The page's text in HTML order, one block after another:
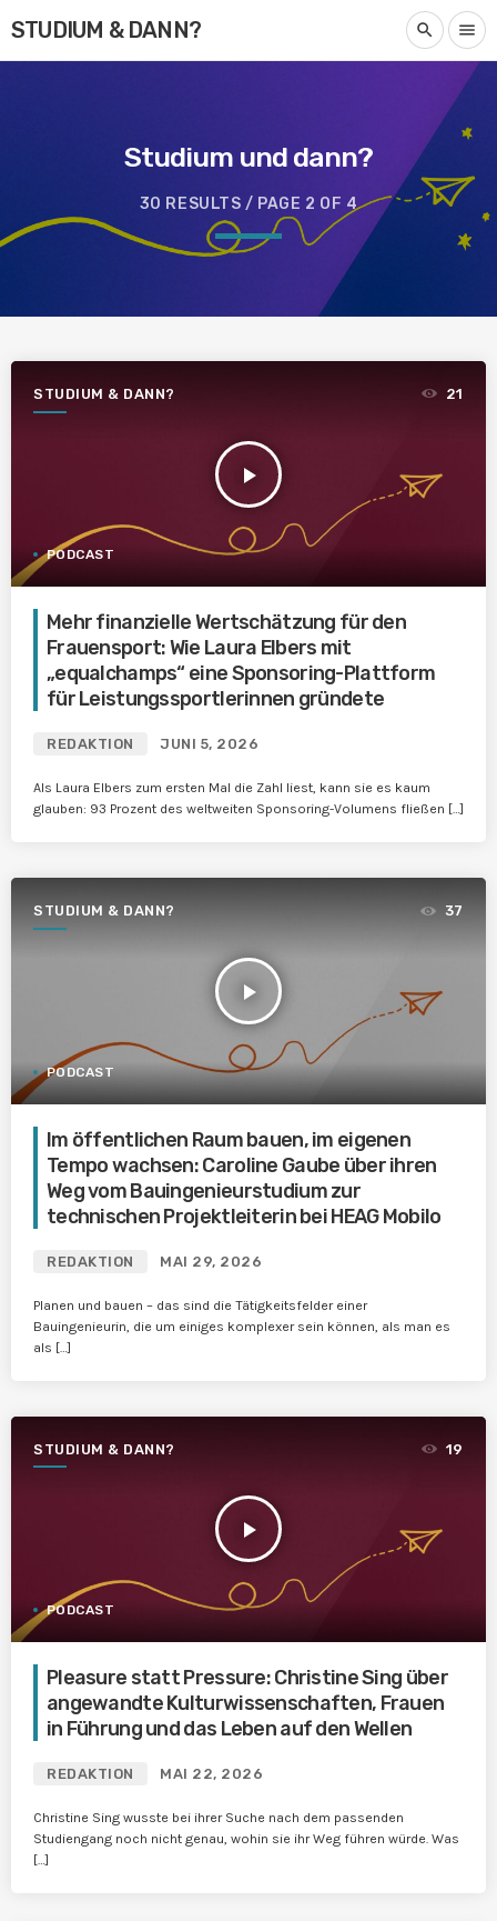
STUDIUM & DANN? search menu
Studium und dann?
30 RESULTS / PAGE 2 OF 4
STUDIUM & DANN?
play_arrow
21
PODCAST
Mehr finanzielle Wertschätzung für den
Frauensport: Wie Laura Elbers mit
„equalchamps“ eine Sponsoring-Plattform
für Leistungssportlerinnen gründete
REDAKTION JUNI 5, 2026
Als Laura Elbers zum ersten Mal die Zahl liest, kann sie es kaum
glauben: 93 Prozent des weltweiten Sponsoring-Volumens fließen […]
STUDIUM & DANN?
play_arrow
37
PODCAST
Im öffentlichen Raum bauen, im eigenen
Tempo wachsen: Caroline Gaube über ihren
Weg vom Bauingenieurstudium zur
technischen Projektleiterin bei HEAG Mobilo
REDAKTION MAI 29, 2026
Planen und bauen – das sind die Tätigkeitsfelder einer
Bauingenieurin, die um einiges komplexer sein können, als man es
als […]
STUDIUM & DANN?
play_arrow
19
PODCAST
Pleasure statt Pressure: Christine Sing über
angewandte Kulturwissenschaften, Frauen
in Führung und das Leben auf den Wellen
REDAKTION MAI 22, 2026
Christine Sing wusste bei ihrer Suche nach dem passenden
Studiengang noch nicht genau, wohin sie ihr Weg führen würde. Was
[…]